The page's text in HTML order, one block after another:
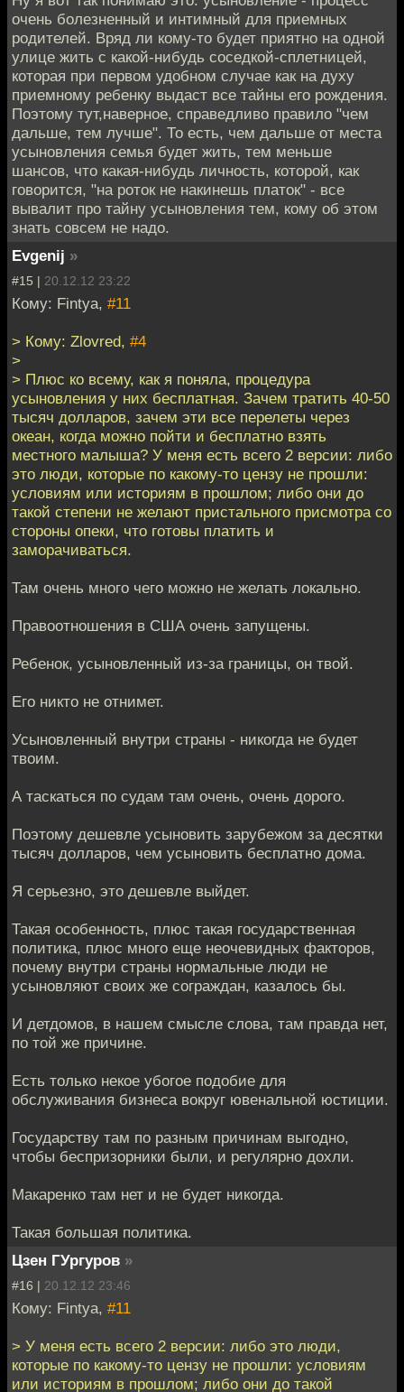
очень болезненный и интимный для приемных
родителей. Вряд ли кому-то будет приятно на одной
улице жить с какой-нибудь соседкой-сплетницей,
которая при первом удобном случае как на духу
приемному ребенку выдаст все тайны его рождения.
Поэтому тут,наверное, справедливо правило "чем
дальше, тем лучше". То есть, чем дальше от места
усыновления семья будет жить, тем меньше
шансов, что какая-нибудь личность, которой, как
говорится, "на роток не накинешь платок" - все
вывалит про тайну усыновления тем, кому об этом
знать совсем не надо.
Evgenij »
#15 | 20.12.12 23:22
Кому: Fintya, #11
> Кому: Zlovred, #4
>
> Плюс ко всему, как я поняла, процедура
усыновления у них бесплатная. Зачем тратить 40-50
тысяч долларов, зачем эти все перелеты через
океан, когда можно пойти и бесплатно взять
местного малыша? У меня есть всего 2 версии: либо
это люди, которые по какому-то цензу не прошли:
условиям или историям в прошлом; либо они до
такой степени не желают пристального присмотра со
стороны опеки, что готовы платить и
заморачиваться.
Там очень много чего можно не желать локально.
Правоотношения в США очень запущены.
Ребенок, усыновленный из-за границы, он твой.
Его никто не отнимет.
Усыновленный внутри страны - никогда не будет
твоим.
А таскаться по судам там очень, очень дорого.
Поэтому дешевле усыновить зарубежом за десятки
тысяч долларов, чем усыновить бесплатно дома.
Я серьезно, это дешевле выйдет.
Такая особенность, плюс такая государственная
политика, плюс много еще неочевидных факторов,
почему внутри страны нормальные люди не
усыновляют своих же сограждан, казалось бы.
И детдомов, в нашем смысле слова, там правда нет,
по той же причине.
Есть только некое убогое подобие для
обслуживания бизнеса вокруг ювенальной юстиции.
Государству там по разным причинам выгодно,
чтобы беспризорники были, и регулярно дохли.
Макаренко там нет и не будет никогда.
Такая большая политика.
Цзен ГУргуров »
#16 | 20.12.12 23:46
Кому: Fintya, #11
> У меня есть всего 2 версии: либо это люди,
которые по какому-то цензу не прошли: условиям
или историям в прошлом; либо они до такой